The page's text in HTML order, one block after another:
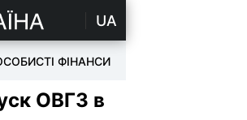
UA
ФІНАНСИ
ОВГЗ в